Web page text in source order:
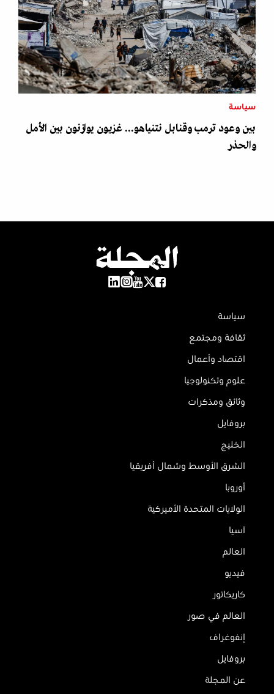
سياسة
بين وعود ترمب وقنابل نتنياهو... غزيون يوازنون بين الأمل
والحذر
سياسة
ثقافة ومجتمع
اقتصاد وأعمال
علوم وتكنولوجيا
وثائق ومذكرات
بروفايل
الخليج
الشرق الأوسط وشمال أفريقيا
أوروبا
الولايات المتحدة الأميركية
آسيا
العالم
فيديو
كاريكاتور
العالم في صور
إنفوغراف
بروفايل
عن المجلة